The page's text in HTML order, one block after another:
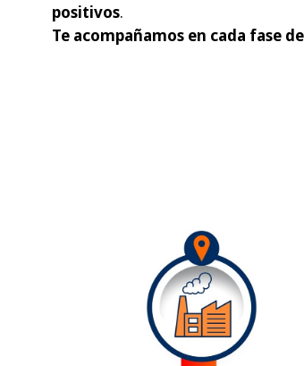
positivos.
Te acompañamos en cada fase